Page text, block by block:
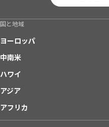
国と地域
ヨーロッパ
中南米
ハワイ
アジア
アフリカ